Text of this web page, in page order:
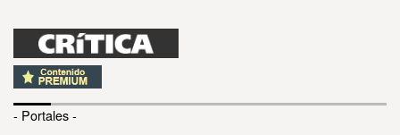
- Portales -